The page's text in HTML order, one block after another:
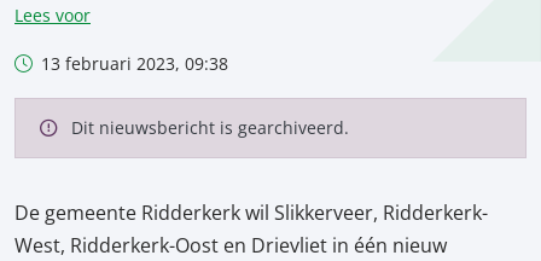
Lees voor
13 februari 2023, 09:38
Dit nieuwsbericht is gearchiveerd.
De gemeente Ridderkerk wil Slikkerveer, Ridderkerk-
West, Ridderkerk-Oost en Drievliet in één nieuw